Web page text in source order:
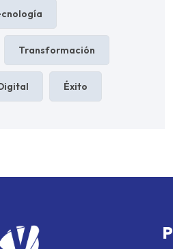
Transformación
Éxito